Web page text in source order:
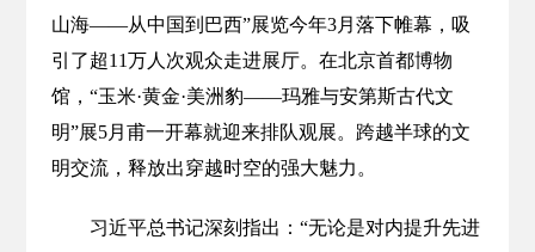
山海——从中国到巴西”展览今年3月落下帷幕，吸
引了超11万人次观众走进展厅。在北京首都博物
馆，“玉米·黄金·美洲豹——玛雅与安第斯古代文
明”展5月甫一开幕就迎来排队观展。跨越半球的文
明交流，释放出穿越时空的强大魅力。
习近平总书记深刻指出：“无论是对内提升先进